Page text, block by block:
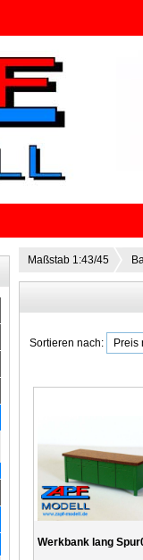
Maßstab 1:43/45
Sortieren nach:
Werkbank lang